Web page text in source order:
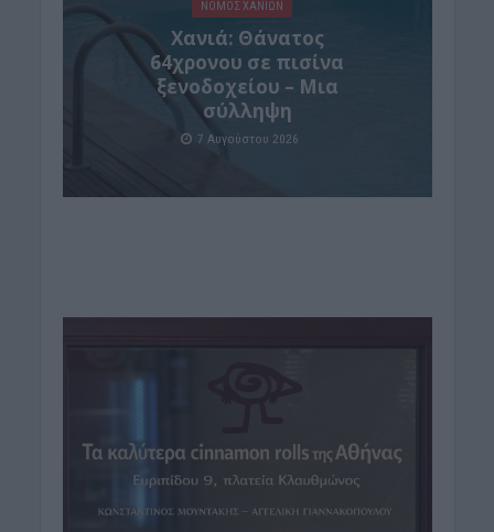
ΝΟΜΌΣ ΧΑΝΊΩΝ
Χανιά: Θάνατος
64χρονου σε πισίνα
ξενοδοχείου – Μια
σύλληψη
7 Αυγούστου 2026